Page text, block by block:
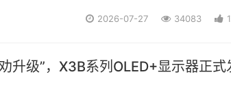
2026-07-27 34083
升级”，X3B系列OLED+显示器正式